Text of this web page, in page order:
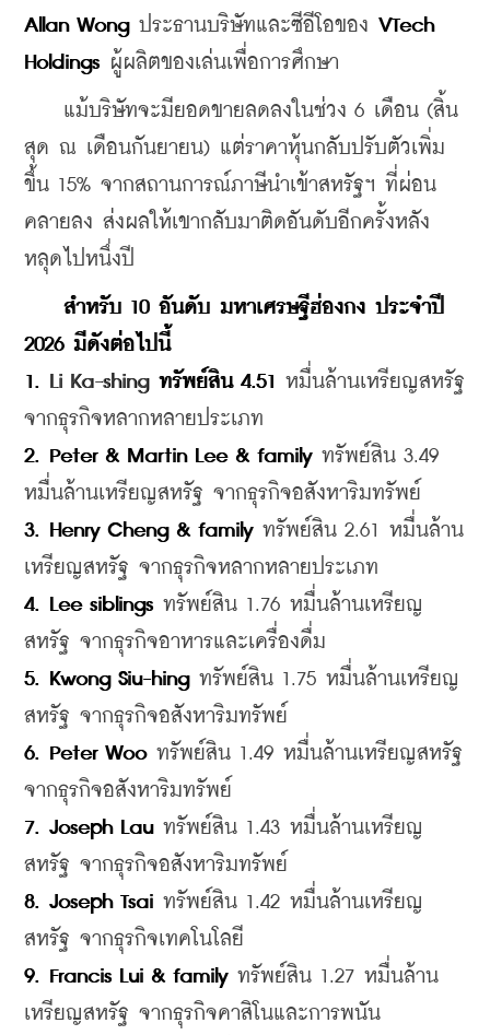
Allan Wong ประธานบริษัทและซีอีโอของ VTech
Holdings ผู้ผลิตของเล่นเพื่อการศึกษา
แม้บริษัทจะมียอดขายลดลงในช่วง 6 เดือน (สิ้น
สุด ณ เดือนกันยายน) แต่ราคาหุ้นกลับปรับตัวเพิ่ม
ขึ้น 15% จากสถานการณ์ภาษีนำเข้าสหรัฐฯ ที่ผ่อน
คลายลง ส่งผลให้เขากลับมาติดอันดับอีกครั้งหลัง
หลุดไปหนึ่งปี
สำหรับ 10 อันดับ มหาเศรษฐีฮ่องกง ประจำปี
2026 มีดังต่อไปนี้
1.
Li Ka-shing ทรัพย์สิน 4.51 หมื่นล้านเหรียญสหรัฐ
จากธุรกิจหลากหลายประเภท
2. Peter & Martin Lee & family ทรัพย์สิน 3.49
หมื่นล้านเหรียญสหรัฐ จากธุรกิจอสังหาริมทรัพย์
3. Henry Cheng & family ทรัพย์สิน 2.61 หมื่นล้าน
เหรียญสหรัฐ จากธุรกิจหลากหลายประเภท
4. Lee siblings ทรัพย์สิน 1.76 หมื่นล้านเหรียญ
สหรัฐ จากธุรกิจอาหารและเครื่องดื่ม
5. Kwong Siu-hing ทรัพย์สิน 1.75 หมื่นล้านเหรียญ
สหรัฐ จากธุรกิจอสังหาริมทรัพย์
6. Peter Woo ทรัพย์สิน 1.49 หมื่นล้านเหรียญสหรัฐ
จากธุรกิจอสังหาริมทรัพย์
7. Joseph Lau ทรัพย์สิน 1.43 หมื่นล้านเหรียญ
สหรัฐ จากธุรกิจอสังหาริมทรัพย์
8. Joseph Tsai ทรัพย์สิน 1.42 หมื่นล้านเหรียญ
สหรัฐ จากธุรกิจเทคโนโลยี
9. Francis Lui & family ทรัพย์สิน 1.27 หมื่นล้าน
เหรียญสหรัฐ จากธุรกิจคาสิโนและการพนัน